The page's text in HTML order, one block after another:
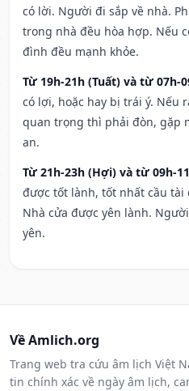
có lời. Người đi sắp về nhà.
trong nhà đều hòa hợp. Nếu
đình đều mạnh khỏe.
Từ 19h-21h (Tuất) và từ 07h-
có lợi, hoặc hay bị trái ý. Nếu
quan trọng thì phải đòn, gặp
an.
Từ 21h-23h (Hợi) và từ 09h-
được tốt lành, tốt nhất cầu tài
Nhà cửa được yên lành.
yên.
Về Amlich.org
Trang web tra cứu âm lịch Việt
tin chính xác về ngày âm lịch,